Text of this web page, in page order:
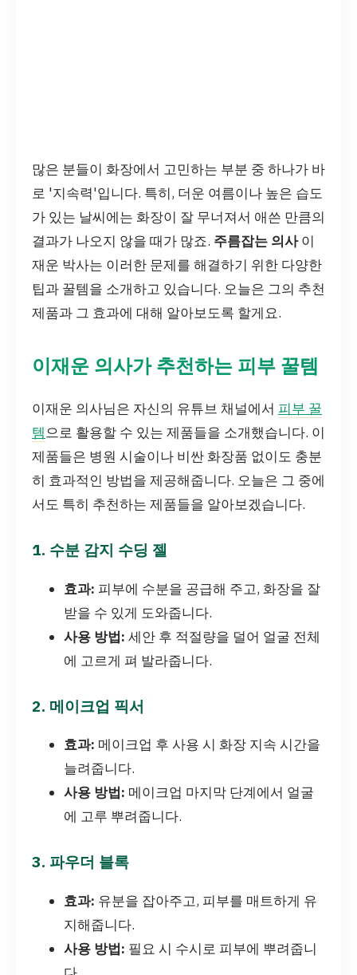
많은 분들이 화장에서 고민하는 부분 중 하나가 바
로 '지속력'입니다. 특히, 더운 여름이나 높은 습도
가 있는 날씨에는 화장이 잘 무너져서 애쓴 만큼의
결과가 나오지 않을 때가 많죠. 주름잡는 의사이
재운 박사는 이러한 문제를 해결하기 위한 다양한
팁과 꿀템을 소개하고 있습니다. 오늘은 그의 추천
제품과 그 효과에 대해 알아보도록 할게요.
이재운 의사가 추천하는 피부 꿀템
이재운 의사님은 자신의 유튜브 채널에서 피부 꿀
템으로 활용할 수 있는 제품들을 소개했습니다. 이
제품들은 병원 시술이나 비싼 화장품 없이도 충분
히 효과적인 방법을 제공해줍니다. 오늘은 그 중에
서도 특히 추천하는 제품들을 알아보겠습니다.
1. 수분 감지 수딩 젤
효과: 피부에 수분을 공급해 주고, 화장을 잘
받을 수 있게 도와줍니다.
사용 방법: 세안 후 적절량을 덜어 얼굴 전체
에 고르게 펴 발라줍니다.
2. 메이크업 픽서
효과: 메이크업 후 사용 시 화장 지속 시간을
늘려줍니다.
사용 방법: 메이크업 마지막 단계에서 얼굴
에 고루 뿌려줍니다.
3. 파우더 블록
효과: 유분을 잡아주고, 피부를 매트하게 유
지해줍니다.
사용 방법: 필요 시 수시로 피부에 뿌려줍니